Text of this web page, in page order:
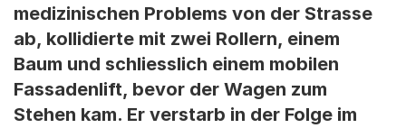
medizinischen Problems von der Strasse
ab, kollidierte mit zwei Rollern, einem
Baum und schliesslich einem mobilen
Fassadenlift, bevor der Wagen zum
Stehen kam. Er verstarb in der Folge im